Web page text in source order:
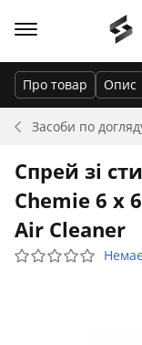
Засоби по
Про товар Опис
Спрей зі
Chemie 6 x
Air Cleaner
Немає